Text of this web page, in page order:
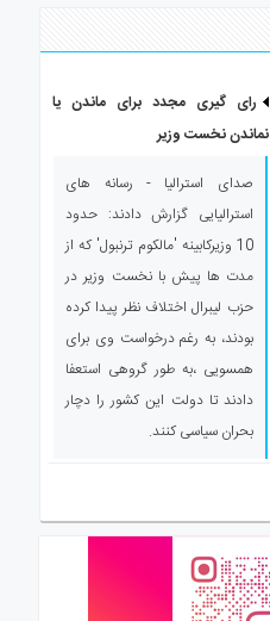
رای گیری مجدد برای ماندن یا
نماندن نخست وزیر
صدای استرالیا - رسانه های
استرالیایی گزارش دادند: حدود
10 وزیرکابینه 'مالکوم ترنبول' که از
مدت ها پیش با نخست وزیر در
حزب لیبرال اختلاف نظر پیدا کرده
بودند، به رغم درخواست وی برای
همسویی ،به طور گروهی استعفا
دادند تا دولت این کشور را دچار
بحران سیاسی کنند.